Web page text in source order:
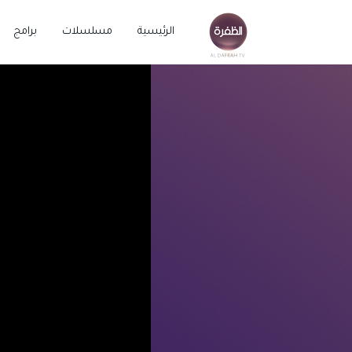
الرئيسية مسلسلات برامج